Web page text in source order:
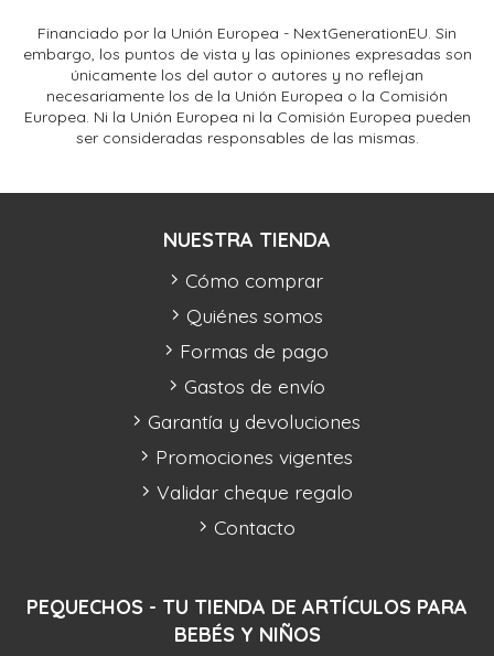
Financiado por la Unión Europea - NextGenerationEU. Sin
embargo, los puntos de vista y las opiniones expresadas son
únicamente los del autor o autores y no reflejan
necesariamente los de la Unión Europea o la Comisión
Europea. Ni la Unión Europea ni la Comisión Europea pueden
ser consideradas responsables de las mismas.
PEQUECHOS - TU TIENDA DE ARTÍCULOS PARA
BEBÉS Y NIÑOS
NUESTRA TIENDA
Cómo comprar
Quiénes somos
Formas de pago
Gastos de envío
Garantía y devoluciones
Promociones vigentes
Validar cheque regalo
Contacto